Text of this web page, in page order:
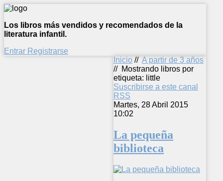
Los libros más vendidos y recomendados de la
literatura infantil.
Entrar Registrarse
Inicio // A partir de 3 años
// Mostrando libros por
etiqueta: little
Suscribirse a este canal
RSS
Martes, 28 Abril 2015
10:02
La pequeña
biblioteca